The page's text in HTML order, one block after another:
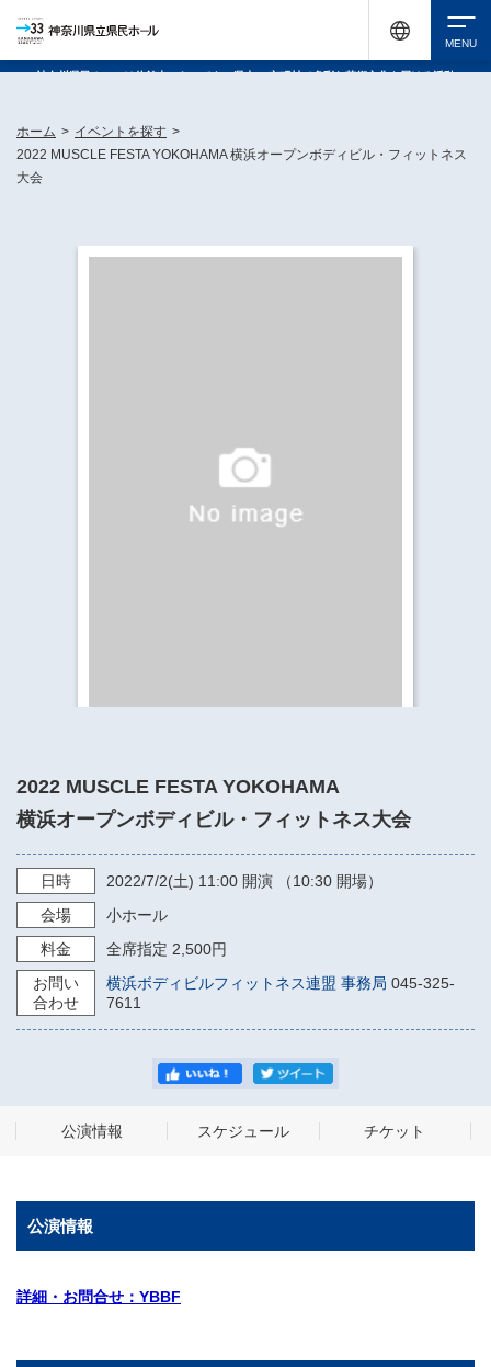
神奈川県民ホールは休館中においても、県内33市町村で多彩な芸術文化を届ける活動
ホーム > イベントを探す >
2022 MUSCLE FESTA YOKOHAMA 横浜オープンボディビル・フィットネス
大会
2022 MUSCLE FESTA YOKOHAMA
横浜オープンボディビル・フィットネス大会
日時 2022/7/2(土) 11:00 開演 （10:30 開場）
会場
小ホール
料金
全席指定 2,500円
お問い
合わせ
横浜ボディビルフィットネス連盟 事務局 045-325-
7611
公演情報 スケジュール チケット
公演情報
詳細・お問合せ：YBBF